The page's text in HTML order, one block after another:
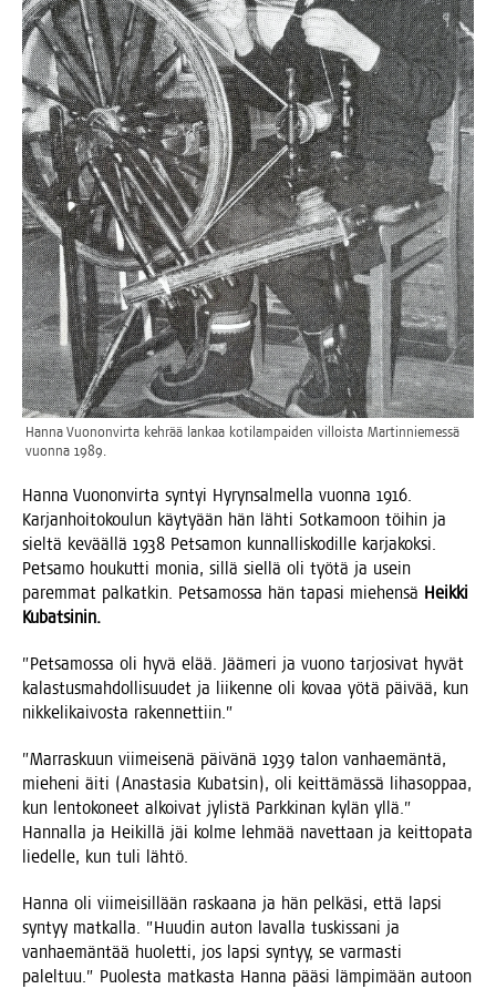
Han­na Vuo­non­vir­ta keh­rää lan­kaa koti­lam­pai­den vil­lois­ta Mar­tin­nie­mes­sä
vuon­na 1989.
Han­na Vuo­non­vir­ta syn­tyi Hyryn­sal­mel­la vuon­na 1916.
Kar­jan­hoi­to­kou­lun käy­ty­ään hän läh­ti Sot­ka­moon töi­hin ja
siel­tä kevääl­lä 1938 Pet­sa­mon kun­nal­lis­ko­dil­le kar­ja­kok­si.
Pet­sa­mo hou­kut­ti monia, sil­lä siel­lä oli työ­tä ja usein
parem­mat pal­kat­kin. Pet­sa­mos­sa hän tapa­si mie­hen­sä Heik­ki
Kubatsinin.
”Pet­sa­mos­sa oli hyvä elää. Jää­me­ri ja vuo­no tar­jo­si­vat hyvät
kalas­tus­mah­dol­li­suu­det ja lii­ken­ne oli kovaa yötä päi­vää, kun
nik­ke­li­kai­vos­ta rakennettiin.”
”Mar­ras­kuun vii­mei­se­nä päi­vä­nä 1939 talon van­hae­män­tä,
mie­he­ni äiti (Anas­ta­sia Kubat­sin), oli keit­tä­mäs­sä liha­sop­paa,
kun len­to­ko­neet alkoi­vat jylis­tä Park­ki­nan kylän yllä.”
Han­nal­la ja Hei­kil­lä jäi kol­me leh­mää navet­taan ja keit­to­pa­ta
lie­del­le, kun tuli lähtö.
Han­na oli vii­mei­sil­lään ras­kaa­na ja hän pel­kä­si, että lap­si
syn­tyy mat­kal­la. ”Huu­din auton laval­la tus­kis­sa­ni ja
van­hae­män­tää huo­let­ti, jos lap­si syn­tyy, se var­mas­ti
palel­tuu.” Puo­les­ta mat­kas­ta Han­na pää­si läm­pi­mään autoon